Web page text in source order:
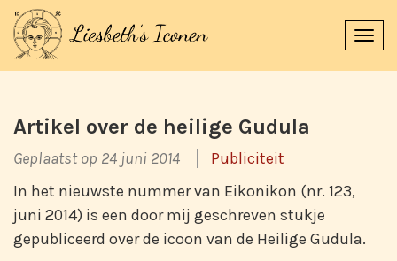
Artikel over de heilige Gudula
Geplaatst op 24 juni 2014
Publiciteit
In het nieuwste nummer van Eikonikon (nr. 123,
juni 2014) is een door mij geschreven stukje
gepubliceerd over de icoon van de Heilige Gudula.